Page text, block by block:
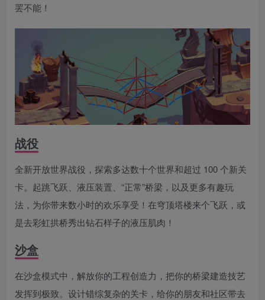
罢不能！
战役
全新开放世界战役，探索多达数十个世界和超过 100 个新关
卡。起跳飞跃、液压装置、“正常”桥梁，以及更多有趣玩
法，为你带来数小时的欢乐享受！在穹顶塔楼来个飞跃，或
是去彩虹拱桥秀出钻石样子的液压肌肉！
沙盒
在沙盒模式中，解放你的工程创造力，把你的桥梁建造技艺
发挥到极致。设计错综复杂的关卡，给你的朋友和社区带去